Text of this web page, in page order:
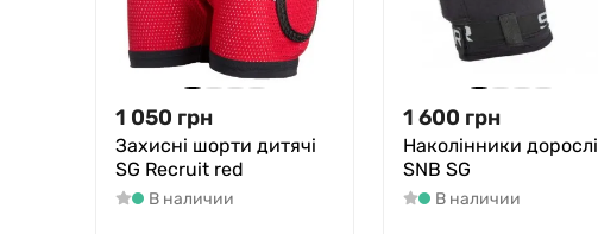
1 050 грн
Захисні шорти дитячі
SG Recruit red
В наличии
1 600 грн
Наколінники дорослі
SNB SG
В наличии